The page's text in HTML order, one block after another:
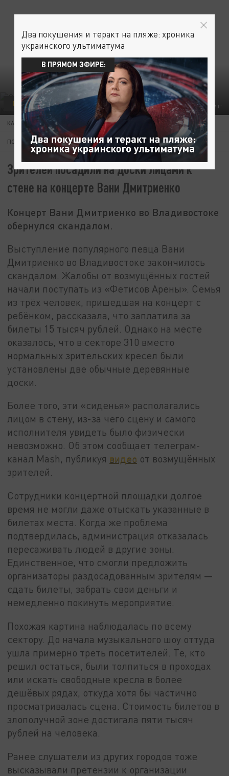
ТЕЛЕГРАМ-КАНАЛ "MASH"
ОБЩЕСТВО
КАРИНА РОМАНОВА 16 МАЯ 17:14
ПОДПИШИТЕСЬ:
Зрителей посадили на доски лицами к
стене на концерте Вани Дмитриенко
Концерт Вани Дмитриенко во Владивостоке
обернулся скандалом.
Выступление популярного певца Вани
Дмитриенко во Владивостоке закончилось
скандалом. Жалобы от возмущённых гостей
начали поступать из «Фетисов Арены». Семья
из трёх человек, пришедшая на концерт с
ребёнком, рассказала, что заплатила за
билеты 15 тысяч рублей. Однако на месте
оказалось, что в секторе 310 вместо
нормальных зрительских кресел были
установлены две обычные деревянные
доски.
Более того, эти «сиденья» располагались
лицом в стену, из-за чего сцену и самого
исполнителя увидеть было физически
невозможно. Об этом сообщает телеграм-
канал Mash, публикуя видео от возмущённых
зрителей.
Сотрудники концертной площадки долгое
время не могли даже отыскать указанные в
билетах места. Когда же проблема
подтвердилась, администрация отказалась
пересаживать людей в другие зоны.
Единственное, что смогли предложить
организаторы раздосадованным зрителям —
сдать билеты, забрать свои деньги и
немедленно покинуть мероприятие.
Похожая картина наблюдалась по всему
сектору. До начала музыкального шоу оттуда
ушла примерно треть посетителей. Те, кто
решил остаться, были толпиться в проходах
или искать свободные кресла в более
дешёвых рядах, откуда хотя бы частично
просматривалась сцена. Стоимость билетов в
злополучной зоне достигала пяти тысяч
рублей на человека.
Ранее слушатели из других городов тоже
высказывали претензии к организации
Два покушения и теракт на пляже: хроника
украинского ультиматума
В ПРЯМОМ ЭФИРЕ: